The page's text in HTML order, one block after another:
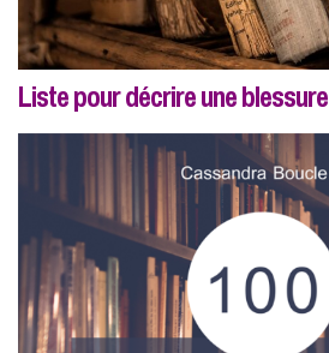
Liste pour décrire une blessure